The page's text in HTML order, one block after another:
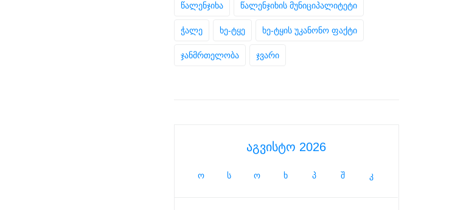
წალენჯიხა წალენჯიხის მუნიციპალიტეტი
ჭალე ხე-ტყე ხე-ტყის უკანონო ფაქტი
ჯანმრთელობა ჯვარი
აგვისტო 2026
ო ს ო ხ პ შ კ